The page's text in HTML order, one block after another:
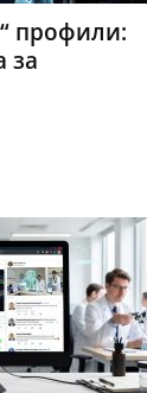
профили:
за